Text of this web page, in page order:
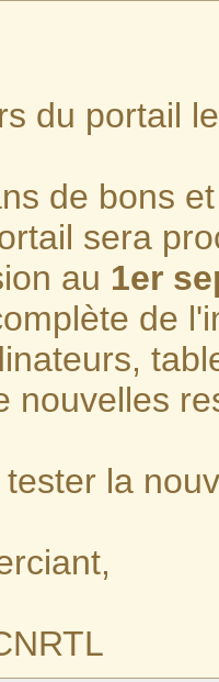
du portail
de bons
sera
au 1er
de
nouvelles
tester la